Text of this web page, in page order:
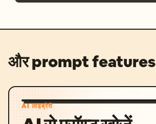
और prompt features
AI लाइब्रेरी